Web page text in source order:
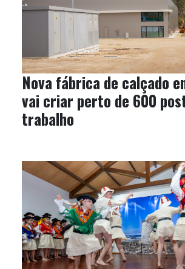
Nova fábrica de calçado
vai criar perto de 600
trabalho